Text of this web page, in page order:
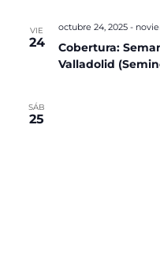
VIE
24
Cobertura:
Valladolid
octubre 24, 2025-
SÁB
25